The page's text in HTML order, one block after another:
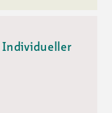
Individueller